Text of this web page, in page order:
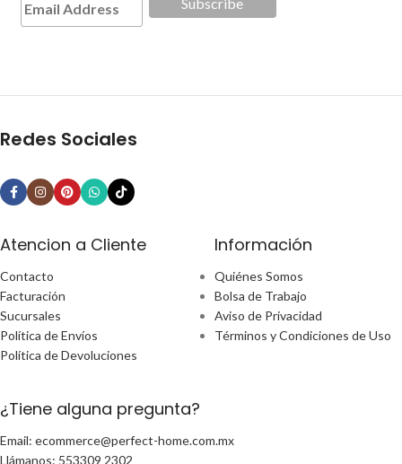
Redes Sociales
Atencion a Cliente
Contacto
Facturación
Sucursales
Política de Envíos
Política de Devoluciones
Información
Quiénes Somos
Bolsa de Trabajo
Aviso de Privacidad
Términos y Condiciones de Uso
¿Tiene alguna pregunta?
Email: ecommerce@perfect-home.com.mx
Llámanos: 553309 2302